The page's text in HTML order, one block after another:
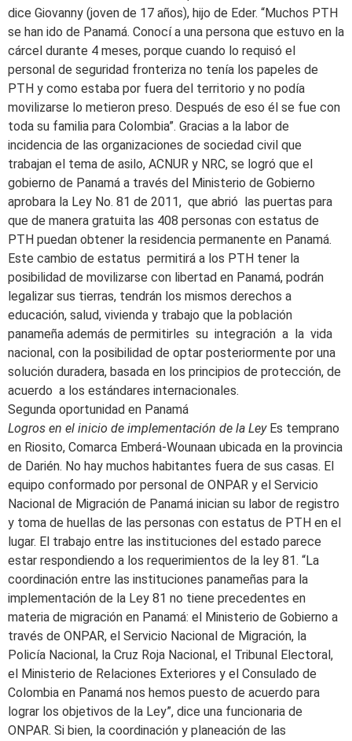
dice Giovanny (joven de 17 años), hijo de Eder. “Muchos PTH
se han ido de Panamá. Conocí a una persona que estuvo en la
cárcel durante 4 meses, porque cuando lo requisó el
personal de seguridad fronteriza no tenía los papeles de
PTH y como estaba por fuera del territorio y no podía
movilizarse lo metieron preso. Después de eso él se fue con
toda su familia para Colombia”. Gracias a la labor de
incidencia de las organizaciones de sociedad civil que
trabajan el tema de asilo, ACNUR y NRC, se logró que el
gobierno de Panamá a través del Ministerio de Gobierno
aprobara la Ley No. 81 de 2011, que abrió las puertas para
que de manera gratuita las 408 personas con estatus de
PTH puedan obtener la residencia permanente en Panamá.
Este cambio de estatus permitirá a los PTH tener la
posibilidad de movilizarse con libertad en Panamá, podrán
legalizar sus tierras, tendrán los mismos derechos a
educación, salud, vivienda y trabajo que la población
panameña además de permitirles su integración a la vida
nacional, con la posibilidad de optar posteriormente por una
solución duradera, basada en los principios de protección, de
acuerdo a los estándares internacionales.
Segunda oportunidad en Panamá
Logros en el inicio de implementación de la LeyEs temprano
en Riosito, Comarca Emberá-Wounaan ubicada en la provincia
de Darién. No hay muchos habitantes fuera de sus casas. El
equipo conformado por personal de ONPAR y el Servicio
Nacional de Migración de Panamá inician su labor de registro
y toma de huellas de las personas con estatus de PTH en el
lugar. El trabajo entre las instituciones del estado parece
estar respondiendo a los requerimientos de la ley 81. “La
coordinación entre las instituciones panameñas para la
implementación de la Ley 81 no tiene precedentes en
materia de migración en Panamá: el Ministerio de Gobierno a
través de ONPAR, el Servicio Nacional de Migración, la
Policía Nacional, la Cruz Roja Nacional, el Tribunal Electoral,
el Ministerio de Relaciones Exteriores y el Consulado de
Colombia en Panamá nos hemos puesto de acuerdo para
lograr los objetivos de la Ley”, dice una funcionaria de
ONPAR. Si bien, la coordinación y planeación de las